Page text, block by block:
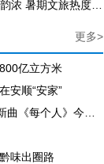
更多>
亿立方米
安顺“安家”
味出圈路